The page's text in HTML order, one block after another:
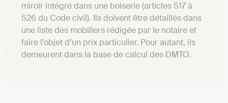
miroir intégré dans une boiserie (articles 517 à
526 du Code civil). Ils doivent être détaillés dans
une liste des mobiliers rédigée par le notaire et
faire l’objet d’un prix particulier. Pour autant, ils
demeurent dans la base de calcul des DMTO.